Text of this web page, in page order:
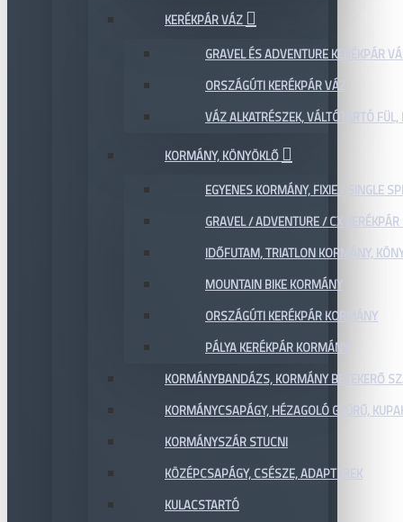
KERÉKPÁR VÁZ
GRAVEL ÉS ADVENTURE KERÉKPÁR
ORSZÁGÚTI KERÉKPÁR VÁZ
VÁZ ALKATRÉSZEK, VÁLTÓTARTÓ FÜL,
KORMÁNY, KÖNYÖKLŐ
EGYENES KORMÁNY, FIXIE / SINGLE
GRAVEL / ADVENTURE / CX
IDŐFUTAM, TRIATLON KORMÁNY,
MOUNTAIN BIKE KORMÁNY
ORSZÁGÚTI KERÉKPÁR KORMÁNY
PÁLYA KERÉKPÁR KORMÁNY
KORMÁNYBANDÁZS, KORMÁNY BETEKERŐ
KORMÁNYCSAPÁGY, HÉZAGOLÓ GYŰRŰ,
KORMÁNYSZÁR STUCNI
KÖZÉPCSAPÁGY, CSÉSZE, ADAPTEREK
KULACSTARTÓ